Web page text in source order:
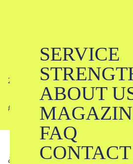
SERVICE
ABOUT
FAQ
CONTACT
【KLD】5月10日発売
2023-05-09
#
みなさんこんにちは！